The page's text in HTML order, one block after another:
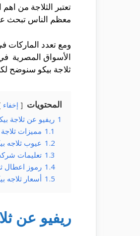
تعتبر الثلاجة من
معظم الناس تبحث
ومع تعدد الماركات
الأسواق المصرية
ثلاجة بيكو سنوضح
المحتويات إخفاء
1 ريفيو عن ثلاجة
1.1 مميزات ثلاجة
1.2 عيوب ثلاجه
1.3 تعليمات
1.4 رموز اعطال
1.5 أسعار ثلاجه
ريفيو عن